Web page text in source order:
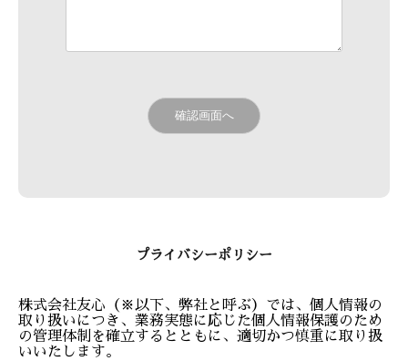
プライバシーポリシー
株式会社友心（※以下、弊社と呼ぶ）では、個人情報の
取り扱いにつき、業務実態に応じた個人情報保護のため
の管理体制を確立するとともに、適切かつ慎重に取り扱
いいたします。